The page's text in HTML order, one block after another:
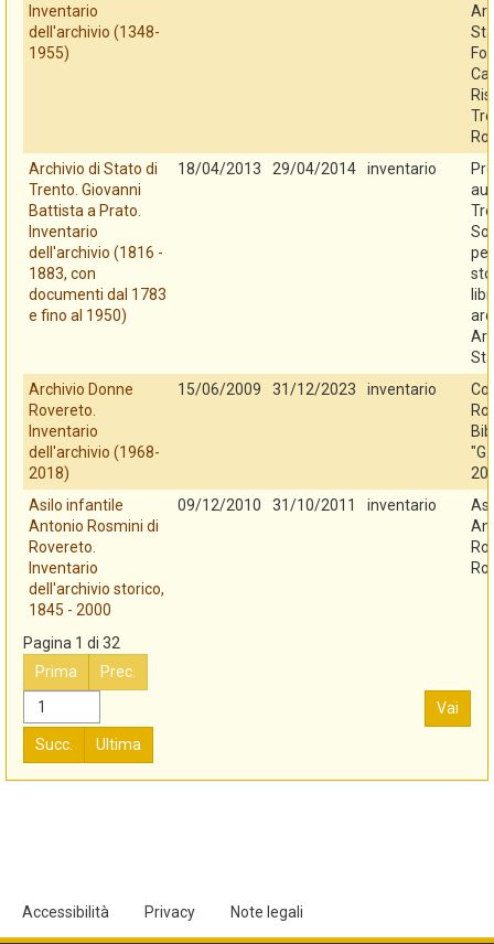
Inventario
dell'archivio (1348-
1955)
Archivio di Stato di
Trento. Giovanni
Battista a Prato.
Inventario
dell'archivio (1816 -
1883, con
documenti dal 1783
e fino al 1950)
18/04/2013 29/04/2014 inventario
Archivio Donne
Rovereto.
Inventario
dell'archivio (1968-
2018)
15/06/2009 31/12/2023 inventario
Asilo infantile
Antonio Rosmini di
Rovereto.
Inventario
dell'archivio storico,
1845 - 2000
09/12/2010 31/10/2011 inventario
Pagina 1 di 32
Prima
Prec.
Vai
Succ. Ultima
Accessibilità Privacy Note legali